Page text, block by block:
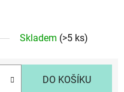
Skladem (>5 ks)
DO KOŠÍKU